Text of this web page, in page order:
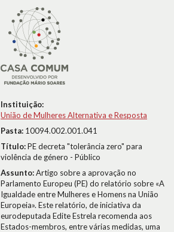
Instituição:
União de Mulheres Alternativa e Resposta
Pasta: 10094.002.001.041
Título:PE decreta "tolerância zero" para
violência de género - Público
Assunto:Artigo sobre a aprovação no
Parlamento Europeu (PE) do relatório sobre «A
Igualdade entre Mulheres e Homens na União
Europeia». Este relatório, de iniciativa da
eurodeputada Edite Estrela recomenda aos
Estados-membros, entre várias medidas, uma